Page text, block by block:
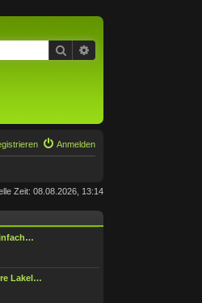
Suche
Anmelden
Zeit: 08.08.2026, 13:14
Lakel…